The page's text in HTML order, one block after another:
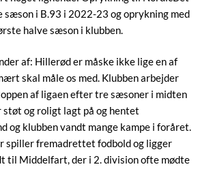
sæson i B.93 i 2022-23 og oprykning med
halve sæson i klubben.
af: Hillerød er måske ikke lige en af
skal måle os med. Klubben arbejder
af ligaen efter tre sæsoner i midten
og roligt lagt på og hentet
og klubben vandt mange kampe i foråret.
spiller fremadrettet fodbold og ligger
til Middelfart, der i 2. division ofte mødte